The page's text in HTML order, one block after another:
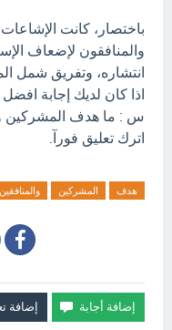
باختصار، كانت
والمنافقون لإضعاف
انتشاره، وتفريق شمل
اذا كان لديك إجابة
س : ما هدف المشركين
اترك تعليق فورآ.
هدف المشركين والمنافقين